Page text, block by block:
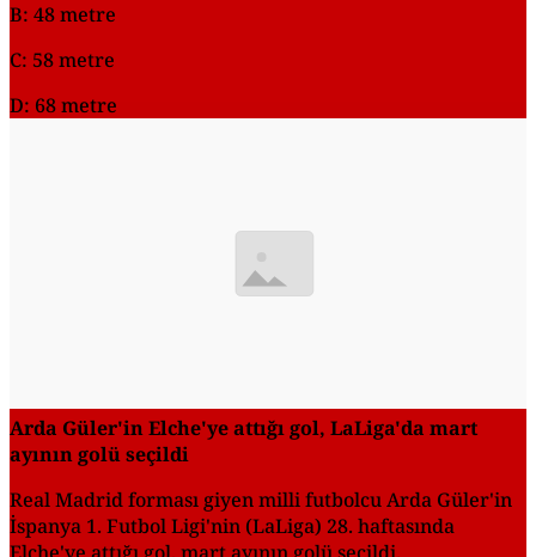
B: 48 metre
C: 58 metre
D: 68 metre
Arda Güler'in Elche'ye attığı gol, LaLiga'da mart
ayının golü seçildi
Real Madrid forması giyen milli futbolcu Arda Güler'in
İspanya 1. Futbol Ligi'nin (LaLiga) 28. haftasında